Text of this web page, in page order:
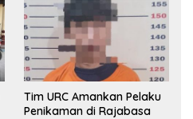
Tim URC Amankan Pelaku
Penikaman di Rajabasa